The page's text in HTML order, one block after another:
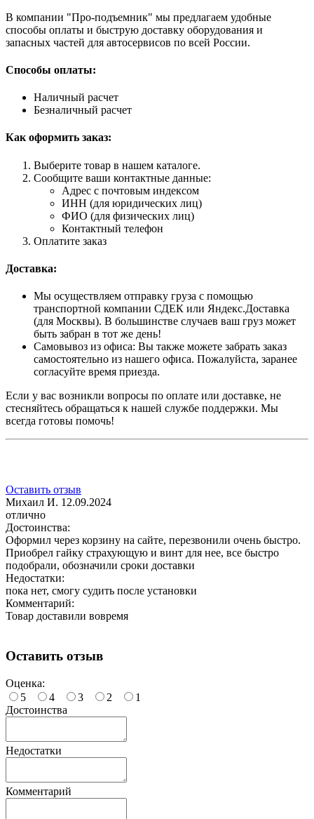
В компании "Про-подъемник" мы предлагаем удобные
способы оплаты и быструю доставку оборудования и
запасных частей для автосервисов по всей России.
Способы оплаты:
Наличный расчет
Безналичный расчет
Как оформить заказ:
Выберите товар в нашем каталоге.
Сообщите ваши контактные данные:
Адрес с почтовым индексом
ИНН (для юридических лиц)
ФИО (для физических лиц)
Контактный телефон
Оплатите заказ
Доставка:
Мы осуществляем отправку груза с помощью
транспортной компании СДЕК или Яндекс.Доставка
(для Москвы). В большинстве случаев ваш груз может
быть забран в тот же день!
Самовывоз из офиса: Вы также можете забрать заказ
самостоятельно из нашего офиса. Пожалуйста, заранее
согласуйте время приезда.
Если у вас возникли вопросы по оплате или доставке, не
стесняйтесь обращаться к нашей службе поддержки. Мы
всегда готовы помочь!
Оставить отзыв
Михаил И. 12.09.2024
отлично
Достоинства:
Оформил через корзину на сайте, перезвонили очень быстро.
Приобрел гайку страхующую и винт для нее, все быстро
подобрали, обозначили сроки доставки
Недостатки:
пока нет, смогу судить после установки
Комментарий:
Товар доставили вовремя
Оставить отзыв
Оценка:
5
4 3 2
1
Достоинства
Недостатки
Комментарий